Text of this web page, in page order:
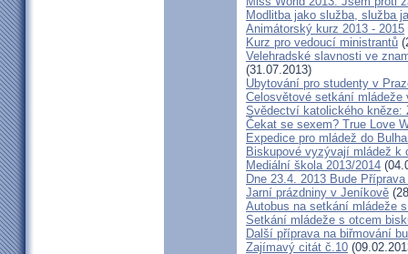
Modlitba jako služba, služba
Animátorský kurz 2013 - 2015
Kurz pro vedoucí ministrantů
Velehradské slavnosti ve
(31.07.2013)
Ubytování pro studenty v
Celosvětové setkání mládeže
Svědectví katolického kněze:
Čekat se sexem? True Love
Expedice pro mládež do
Biskupové vyzývají mládež k
Mediální škola 2013/2014
Dne 23.4. 2013 Bude
Jarní prázdniny v Jeníkově
Autobus na setkání mládeže
Setkání mládeže s otcem
Další příprava na biřmování
Zajímavý citát č.10